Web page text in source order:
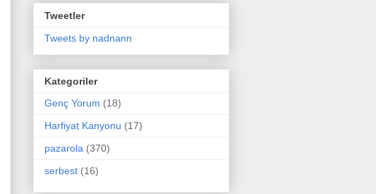
Tweetler
Tweets by nadnann
Kategoriler
Genç Yorum (18)
Harfiyat Kanyonu (17)
pazarola (370)
serbest (16)